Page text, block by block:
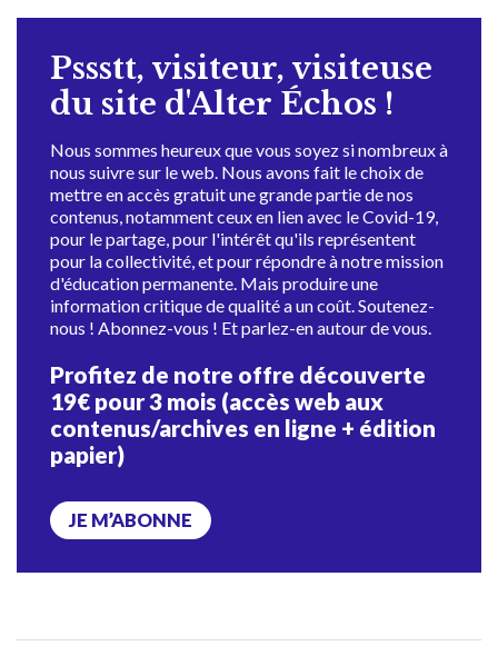
Pssstt, visiteur, visiteuse
du site d'Alter Échos !
Nous sommes heureux que vous soyez si nombreux à
nous suivre sur le web. Nous avons fait le choix de
mettre en accès gratuit une grande partie de nos
contenus, notamment ceux en lien avec le Covid-19,
pour le partage, pour l'intérêt qu'ils représentent
pour la collectivité, et pour répondre à notre mission
d'éducation permanente. Mais produire une
information critique de qualité a un coût. Soutenez-
nous ! Abonnez-vous ! Et parlez-en autour de vous.
Profitez de notre offre découverte
19€ pour 3 mois (accès web aux
contenus/archives en ligne + édition
papier)
JE M’ABONNE